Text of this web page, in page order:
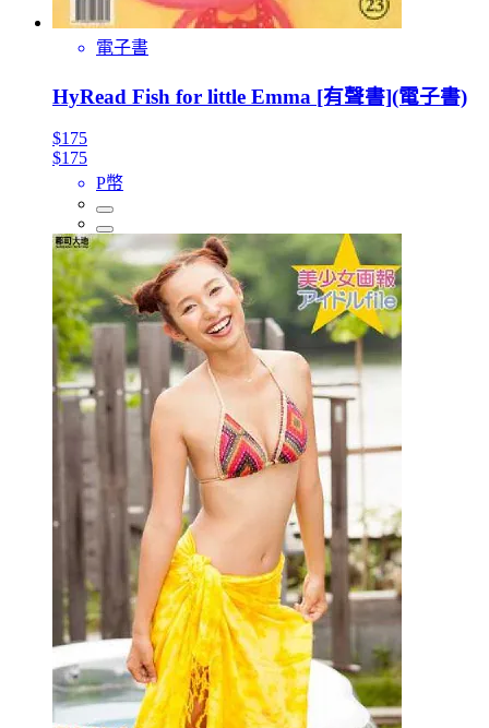
電子書
HyRead Fish for little Emma [有聲書](電子書)
$175
$175
P幣